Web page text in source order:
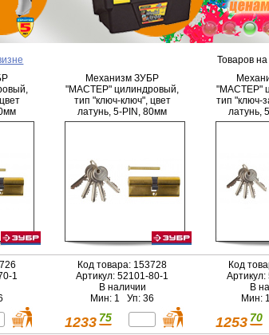
Товаров
1
Механизм ЗУБР
"МАСТЕР" цилиндровый,
тип "ключ-ключ", цвет
латунь, 5-PIN, 80мм
Код товара: 153728
Артикул: 52101-80-1
В наличии
Мин: 1 Уп: 36
1233 75
"МАСТЕР"
тип "ключ-
латунь,
Код
В
Мин:
1253 70